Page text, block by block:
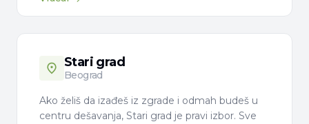
Stari grad
Beograd
Ako želiš da izađeš iz zgrade i odmah budeš u
centru dešavanja, Stari grad je pravi izbor. Sve